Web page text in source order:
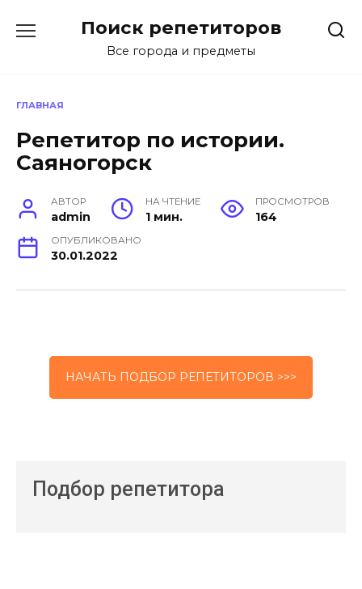
Поиск репетиторов
Все города и предметы
ГЛАВНАЯ
Репетитор по истории.
Саяногорск
АВТОР
admin
НА ЧТЕНИЕ
1 мин.
ПРОСМОТРОВ
164
ОПУБЛИКОВАНО
30.01.2022
НАЧАТЬ ПОДБОР РЕПЕТИТОРОВ >>>
Подбор репетитора